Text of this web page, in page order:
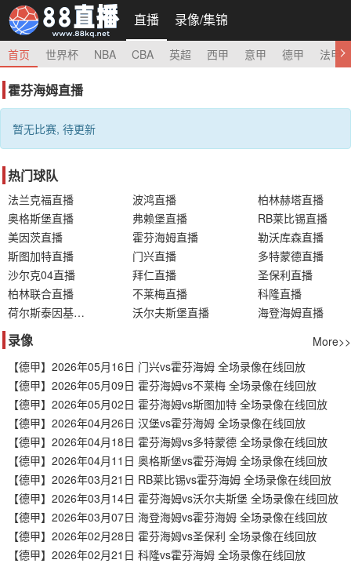
直播 录像/集锦
首页 世界杯 NBA CBA 英超 西甲 意甲 德甲 法甲
霍芬海姆直播
暂无比赛, 待更新
热门球队
法兰克福直播 波鸿直播
柏林赫塔直播
奥格斯堡直播
弗赖堡直播
RB莱比锡直播
美因茨直播
霍芬海姆直播
勒沃库森直播
斯图加特直播
门兴直播
多特蒙德直播
沙尔克04直播
拜仁直播
圣保利直播
柏林联合直播
不莱梅直播
科隆直播
荷尔斯泰因基尔直播
沃尔夫斯堡直播 海登海姆直播
录像
More>>
【德甲】2026年05月16日 门兴vs霍芬海姆 全场录像在线回放
【德甲】2026年05月09日 霍芬海姆vs不莱梅 全场录像在线回放
【德甲】2026年05月02日 霍芬海姆vs斯图加特 全场录像在线回放
【德甲】2026年04月26日 汉堡vs霍芬海姆 全场录像在线回放
【德甲】2026年04月18日 霍芬海姆vs多特蒙德 全场录像在线回放
【德甲】2026年04月11日 奥格斯堡vs霍芬海姆 全场录像在线回放
【德甲】2026年03月21日 RB莱比锡vs霍芬海姆 全场录像在线回放
【德甲】2026年03月14日 霍芬海姆vs沃尔夫斯堡 全场录像在线回放
【德甲】2026年03月07日 海登海姆vs霍芬海姆 全场录像在线回放
【德甲】2026年02月28日 霍芬海姆vs圣保利 全场录像在线回放
【德甲】2026年02月21日 科隆vs霍芬海姆 全场录像在线回放